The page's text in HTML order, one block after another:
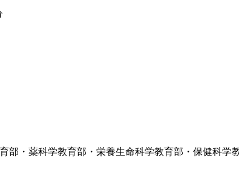
部・薬科学教育部・栄養生命科学教育部・保健科学